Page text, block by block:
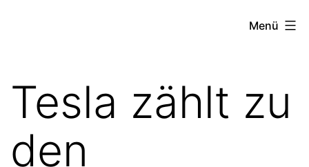
project
Menü
Tesla zählt zu
den